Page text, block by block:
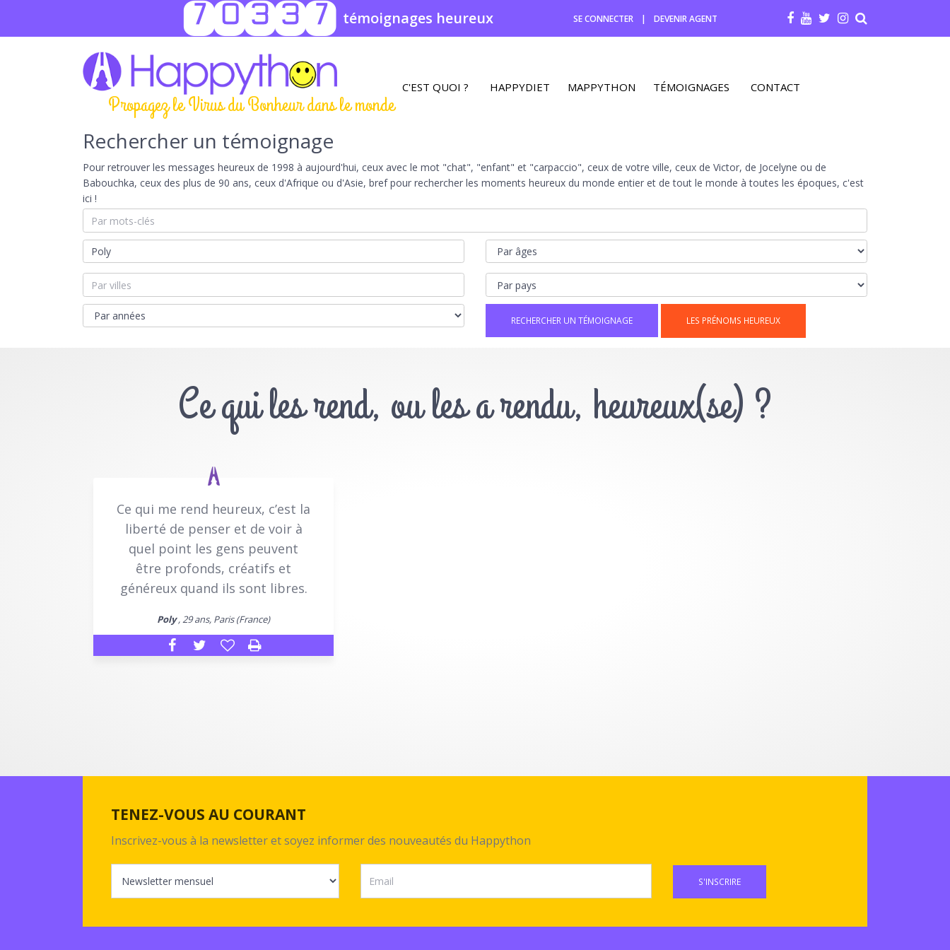
70337 témoignages heureux SE CONNECTER | DEVENIR AGENT
Propagez le Virus du Bonheur dans le monde
C'EST QUOI ? HAPPYDIET MAPPYTHON TÉMOIGNAGES CONTACT
Rechercher un témoignage
Pour retrouver les messages heureux de 1998 à aujourd'hui, ceux avec le mot "chat", "enfant" et "carpaccio", ceux de votre ville, ceux de Victor, de Jocelyne ou de
Babouchka, ceux des plus de 90 ans, ceux d'Afrique ou d'Asie, bref pour rechercher les moments heureux du monde entier et de tout le monde à toutes les époques, c'est
ici !
LES PRÉNOMS HEUREUX
Ce qui les rend, ou les a rendu, heureux(se) ?
Ce qui me rend heureux, c’est la
liberté de penser et de voir à
quel point les gens peuvent
être profonds, créatifs et
généreux quand ils sont libres.
Poly, 29 ans, Paris (France)
TENEZ-VOUS AU COURANT
Inscrivez-vous à la newsletter et soyez informer des nouveautés du Happython
S'INSCRIRE